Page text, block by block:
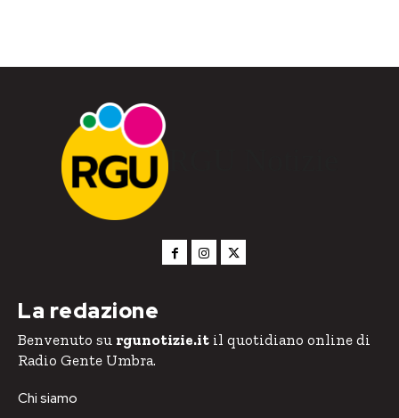
RGU Notizie
La redazione
Benvenuto su rgunotizie.it il quotidiano online di
Radio Gente Umbra.
Chi siamo